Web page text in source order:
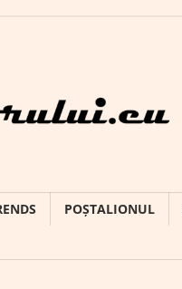
POȘTALIONUL